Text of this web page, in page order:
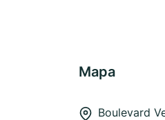
Mapa
Boulevard